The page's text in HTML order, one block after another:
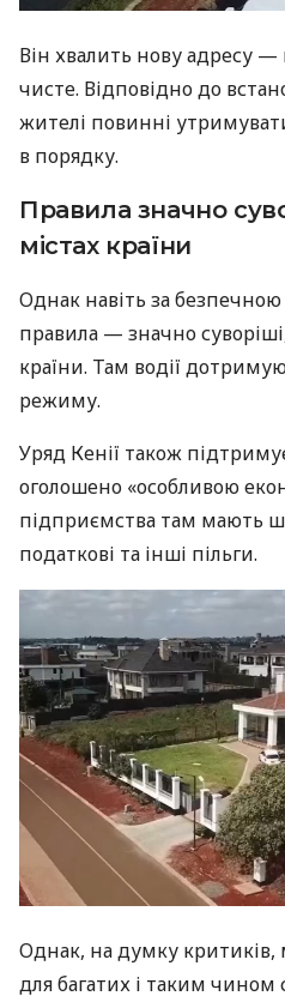
Він хвалить нову адресу —
чисте. Відповідно до
жителі повинні
в порядку.
Правила значно
містах країни
Однак навіть за
правила — значно
країни. Там водії
режиму.
Уряд Кенії також
оголошено «особливою
підприємства там мають
податкові та інші пільги.
Однак, на думку
для багатих і таким чином